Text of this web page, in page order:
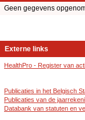
Geen gegevens
Externe links
HealthPro - Register van
Publicaties in het Belgisch
Publicaties van de
Databank van statuten en